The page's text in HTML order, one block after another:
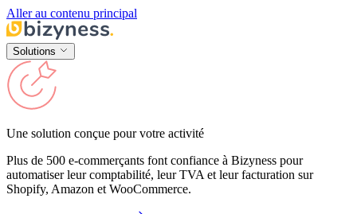
Aller au contenu principal
Solutions
Une solution conçue pour votre activité
Plus de 500 e-commerçants font confiance à Bizyness pour
automatiser leur comptabilité, leur TVA et leur facturation sur
Shopify, Amazon et WooCommerce.